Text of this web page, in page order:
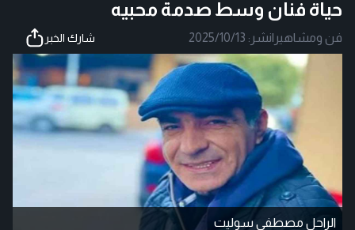
حياة فنان وسط صدمة محبيه
فن ومشاهير |نشر: 2025/10/13 شارك الخبر
الراحل مصطفى سوليت